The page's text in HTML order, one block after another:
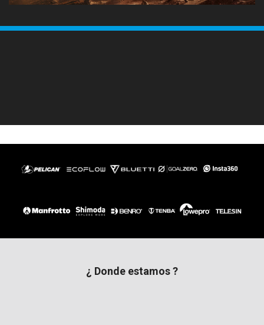
¿ Donde estamos ?